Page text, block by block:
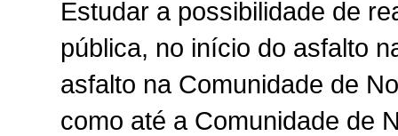
Estudar a possibilidade de
pública, no início do asfalto
asfalto na Comunidade de
como até a Comunidade de